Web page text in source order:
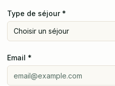
Type de séjour*
Choisir un séjour
Email *